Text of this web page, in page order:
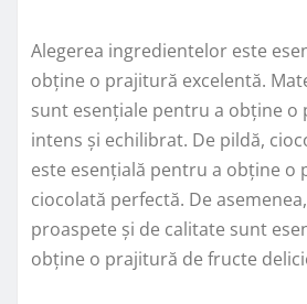
Alegerea ingredientelor este
obține o prajitură excelentă.
sunt esențiale pentru a obține o
intens și echilibrat. De pildă,
este esențială pentru a obține o
ciocolată perfectă. De
proaspete și de calitate sunt
obține o prajitură de fructe